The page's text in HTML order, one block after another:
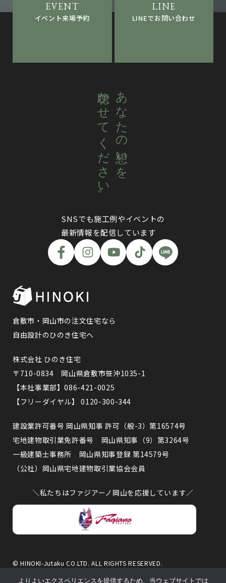
イベント来場予約 LINEでお問い合わせ
あなたの想いを
聴かせてください。
SNSでも施工例やイベントの
最新情報を配信しています
倉敷市・岡山市の注文住宅なら
自由設計のひのき住宅へ
株式会社 ひのき住宅
〒710-0834 岡山県倉敷市笹沖1035-1
【本社事業部】086-421-0025
【フリーダイヤル】 0120-300-344
建設業許可番号 岡山県知事 許可（般-3）第16574号
宅地建物取引業免許番号 岡山県知事（9）第3264号
一級建築士事務所 岡山県知事登録 第14579号
（公社）岡山県宅地建物取引業協会会員
＼私たちはファジアーノ岡山を応援しています／
© HINOKI-Jutaku CO.LTD. ALL RIGHTS RESERVED.
このサイトはreCAPTCHAによって保護されており、Googleのプライ
よりよいエクスペリエンスを提供するため、当ウェブサイトでは